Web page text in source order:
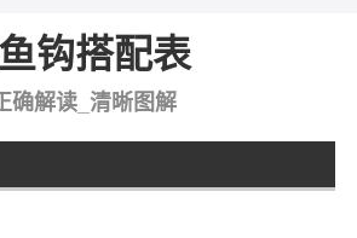
钩搭配表
确解读_清晰图解